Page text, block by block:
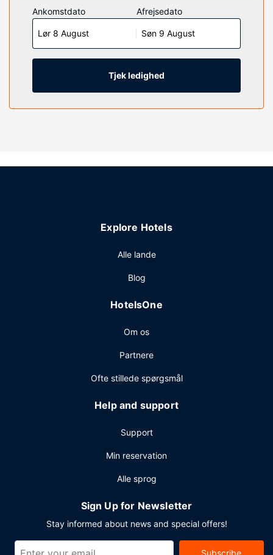
Føl dig hjemme i et af de 70 værelser, der indeholder
køleskab og mikrobølgeovn. Der er gratis Wi-Fi og
internetforbindelse via kabel, og du kan også underholde
dig med et 45-tommers fladskærms-tv med kabelkanaler.
Værelset har et privat badeværelse med en kombination af
bruser/badekar samt gratis toiletartikler og hårtørrer.
Faciliteter inkluderer skriveborde og separate
inkluderer gratis trådløs internetadgang og automat.
morgenmadsbuffet serveres dagligt fra kl. 06.30 til kl.
Gæsterne har blandt andet adgang til gratis
forretningscenter og en døgnåben reception. Planlægger
område på 86 kvadratmeter til rådighed, bestående af
tur-retur er til rådighed mod et tillægsgebyr i et begrænset
tidsrum, og gratis selvstændig parkering findes desuden
Ankomstdato
Lør 8 August
Afrejsedato
Søn 9 August
Tjek ledighed
Explore Hotels
Alle lande
Blog
HotelsOne
Om os
Partnere
Ofte stillede spørgsmål
Help and support
Support
Min reservation
Alle sprog
Sign Up for Newsletter
Stay informed about news and special offers!
Subscribe